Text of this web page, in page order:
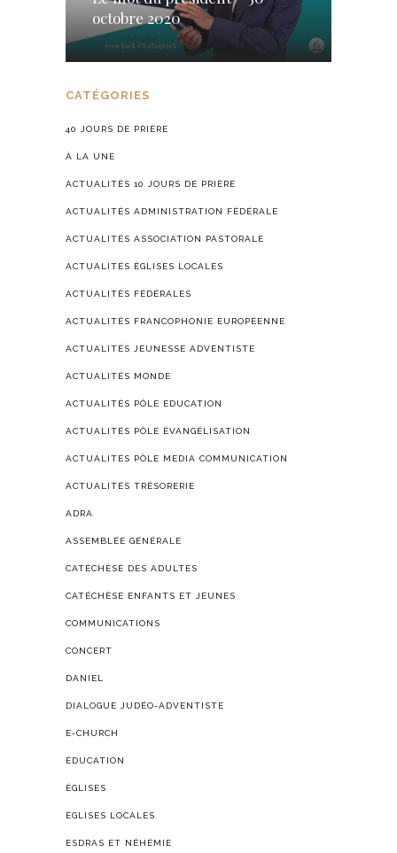
octobre 2020
CATÉGORIES
40 JOURS DE PRIÈRE
À LA UNE
ACTUALITÉS 10 JOURS DE PRIÈRE
ACTUALITÉS ADMINISTRATION FÉDÉRALE
ACTUALITÉS ASSOCIATION PASTORALE
ACTUALITÉS ÉGLISES LOCALES
ACTUALITÉS FÉDÉRALES
ACTUALITÉS FRANCOPHONIE EUROPÉENNE
ACTUALITÉS JEUNESSE ADVENTISTE
ACTUALITÉS MONDE
ACTUALITÉS PÔLE EDUCATION
ACTUALITÉS PÔLE ÉVANGÉLISATION
ACTUALITÉS PÔLE MEDIA COMMUNICATION
ACTUALITÉS TRÉSORERIE
ADRA
ASSEMBLÉE GÉNÉRALE
CATÉCHÈSE DES ADULTES
CATÉCHÈSE ENFANTS ET JEUNES
COMMUNICATIONS
CONCERT
DANIEL
DIALOGUE JUDÉO-ADVENTISTE
E-CHURCH
ÉDUCATION
ÉGLISES
ÉGLISES LOCALES
ESDRAS ET NÉHÉMIE